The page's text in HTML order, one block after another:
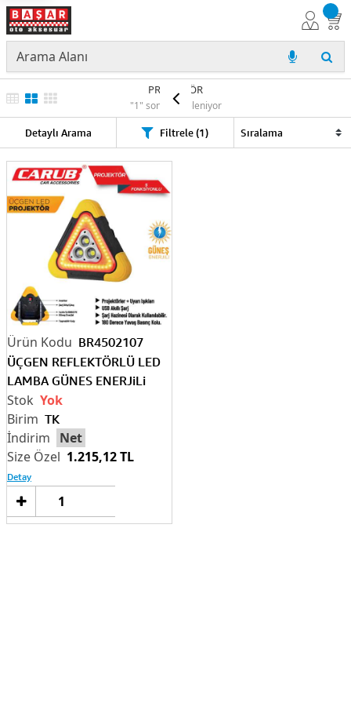
PROJEKTÖR
"1" sonuç listeleniyor
Detaylı Arama Filtrele (1)
BR4502107
ÜÇGEN REFLEKTÖRLÜ LED
LAMBA GÜNES ENERJiLi
TK
Net
1.215,12 TL
Yok
Detay